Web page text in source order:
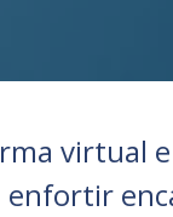
virtual
enfortir